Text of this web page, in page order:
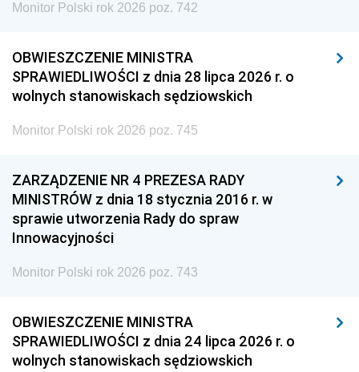
Monitor Polski rok 2026 poz. 742
OBWIESZCZENIE MINISTRA
SPRAWIEDLIWOŚCI z dnia 28 lipca 2026 r. o
wolnych stanowiskach sędziowskich
Monitor Polski rok 2026 poz. 745
ZARZĄDZENIE NR 4 PREZESA RADY
MINISTRÓW z dnia 18 stycznia 2016 r. w
sprawie utworzenia Rady do spraw
Innowacyjności
Monitor Polski rok 2026 poz. 743
OBWIESZCZENIE MINISTRA
SPRAWIEDLIWOŚCI z dnia 24 lipca 2026 r. o
wolnych stanowiskach sędziowskich